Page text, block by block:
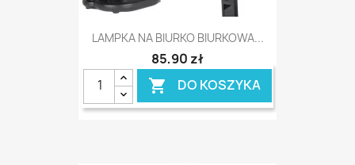
LAMPKA NA BIURKO BIURKOWA...
85,90 zł
 DO KOSZYKA